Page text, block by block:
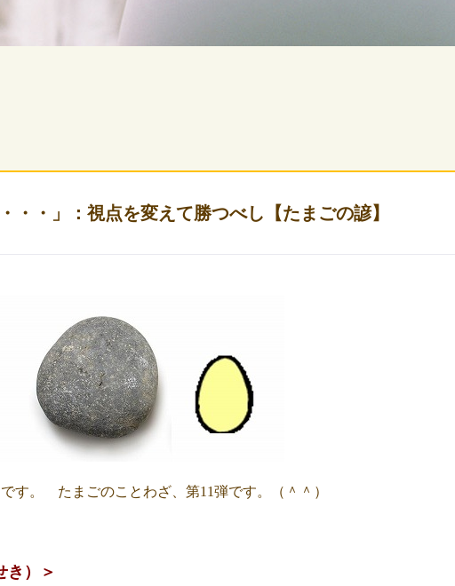
・・」：視点を変えて勝つべし【たまごの諺】
す。 たまごのことわざ、第11弾です。（＾＾）
き）＞